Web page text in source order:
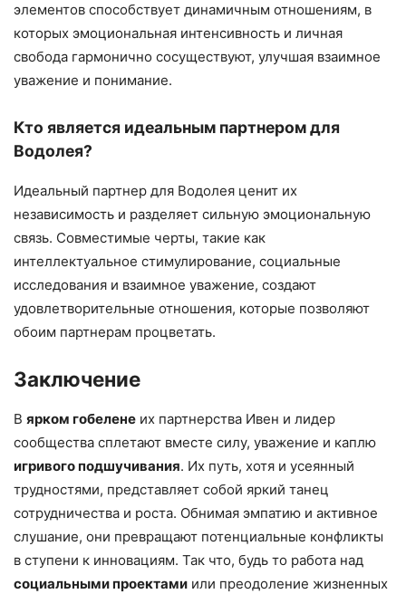
элементов способствует динамичным отношениям, в
которых эмоциональная интенсивность и личная
свобода гармонично сосуществуют, улучшая взаимное
уважение и понимание.
Кто является идеальным партнером для
Водолея?
Идеальный партнер для Водолея ценит их
независимость и разделяет сильную эмоциональную
связь. Совместимые черты, такие как
интеллектуальное стимулирование, социальные
исследования и взаимное уважение, создают
удовлетворительные отношения, которые позволяют
обоим партнерам процветать.
Заключение
В ярком гобелене их партнерства Ивен и лидер
сообщества сплетают вместе силу, уважение и каплю
игривого подшучивания. Их путь, хотя и усеянный
трудностями, представляет собой яркий танец
сотрудничества и роста. Обнимая эмпатию и активное
слушание, они превращают потенциальные конфликты
в ступени к инновациям. Так что, будь то работа над
социальными проектами или преодоление жизненных